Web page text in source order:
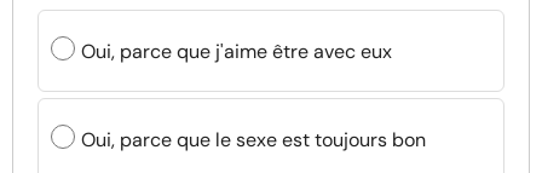
Oui, parce que j'aime être avec eux
Oui, parce que le sexe est toujours bon